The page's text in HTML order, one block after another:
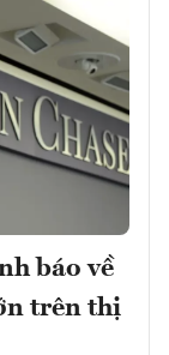
báo về
trên thị